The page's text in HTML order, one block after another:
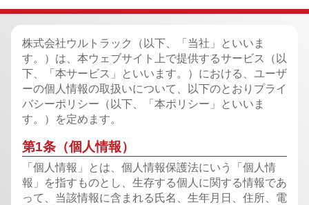
株式会社ウルトラック（以下、「当社」といいま
す。）は、本ウェブサイト上で提供するサービス
（以
下、「本サービス」といいます。）における、ユーザ
ーの個人情報の取扱いについて、
以下のとおりプライ
バシーポリシー（以下、「本ポリシー」といいま
す。）を定めます。
第1条（個人情報）
「個人情報」とは、個人情報保護法にいう「個人情
報」を指すものとし、生存する個人に関する情報であ
って、当該情報に含まれる氏名、生年月日、住所、電